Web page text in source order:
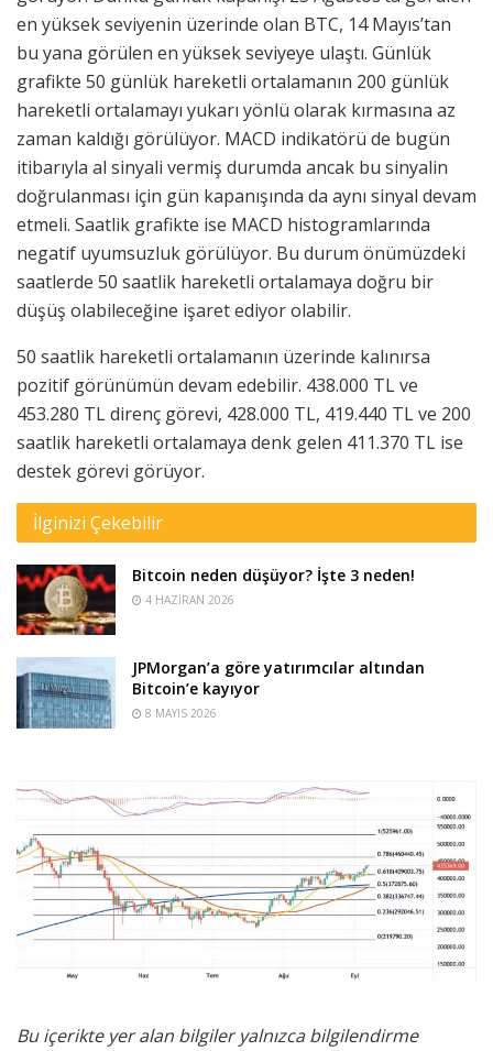
en yüksek seviyenin üzerinde olan BTC, 14 Mayıs’tan
bu yana görülen en yüksek seviyeye ulaştı. Günlük
grafikte 50 günlük hareketli ortalamanın 200 günlük
hareketli ortalamayı yukarı yönlü olarak kırmasına az
zaman kaldığı görülüyor. MACD indikatörü de bugün
itibarıyla al sinyali vermiş durumda ancak bu sinyalin
doğrulanması için gün kapanışında da aynı sinyal devam
etmeli. Saatlik grafikte ise MACD histogramlarında
negatif uyumsuzluk görülüyor. Bu durum önümüzdeki
saatlerde 50 saatlik hareketli ortalamaya doğru bir
düşüş olabileceğine işaret ediyor olabilir.
50 saatlik hareketli ortalamanın üzerinde kalınırsa
pozitif görünümün devam edebilir. 438.000 TL ve
453.280 TL direnç görevi, 428.000 TL, 419.440 TL ve 200
saatlik hareketli ortalamaya denk gelen 411.370 TL ise
destek görevi görüyor.
İlginizi Çekebilir
Bitcoin neden düşüyor? İşte 3 neden!
4 HAZIRAN 2026
JPMorgan’a göre yatırımcılar altından
Bitcoin’e kayıyor
8 MAYIS 2026
Bu içerikte yer alan bilgiler yalnızca bilgilendirme